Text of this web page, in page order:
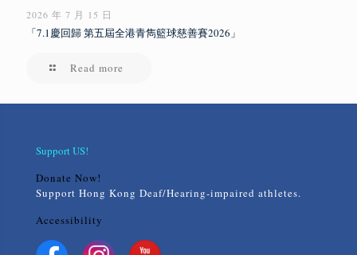
2026 年 7 月 15 日
「7.1慶回歸 第五屆全港青雋籃球慈善賽2026」
Read more
Support US!
Donate Now!
Support Hong Kong Deaf/Hearing-impaired athletes.
Accessibility